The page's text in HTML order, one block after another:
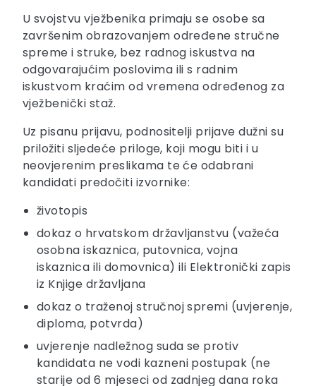
U svojstvu vježbenika primaju se osobe sa
završenim obrazovanjem određene stručne
spreme i struke, bez radnog iskustva na
odgovarajućim poslovima ili s radnim
iskustvom kraćim od vremena određenog za
vježbenički staž.
Uz pisanu prijavu, podnositelji prijave dužni su
priložiti sljedeće priloge, koji mogu biti i u
neovjerenim preslikama te će odabrani
kandidati predočiti izvornike:
životopis
dokaz o hrvatskom državljanstvu (važeća
osobna iskaznica, putovnica, vojna
iskaznica ili domovnica) ili Elektronički zapis
iz Knjige državljana
dokaz o traženoj stručnoj spremi (uvjerenje,
diploma, potvrda)
uvjerenje nadležnog suda se protiv
kandidata ne vodi kazneni postupak (ne
starije od 6 mjeseci od zadnjeg dana roka